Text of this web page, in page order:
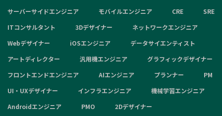
サーバーサイドエンジニア
モバイルエンジニア CRE
SRE
ITコンサルタント
3Dデザイナー
ネットワークエンジニア
Webデザイナー
iOSエンジニア
データサイエンティスト
アートディレクター
汎用機エンジニア
グラフィックデザイナー
フロントエンドエンジニア
AIエンジニア プランナー
PM
UI・UXデザイナー
インフラエンジニア
機械学習エンジニア
Androidエンジニア
PMO
2Dデザイナー